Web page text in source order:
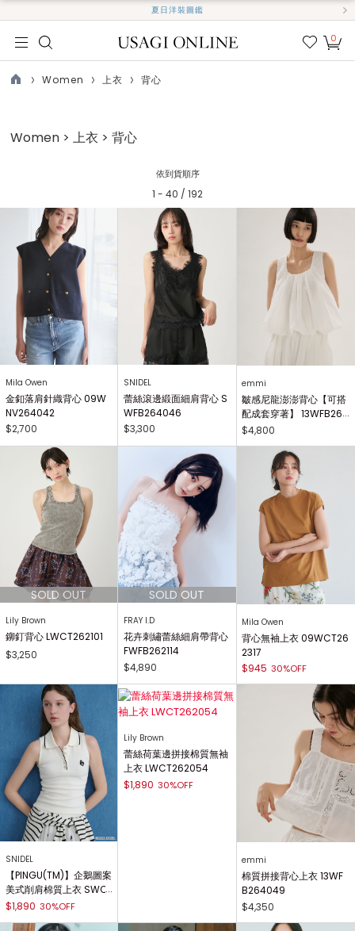
夏日洋裝圖鑑
我的
0
Women 上衣 背心
Women > 上衣 > 背心
依到貨順序
1 - 40 / 192
Mila Owen
金釦落肩針織背心 09W
NV264042
$2,700
SNIDEL
蕾絲滾邊緞面細肩背心 S
WFB264046
$3,300
emmi
皺感尼龍澎澎背心【可搭
配成套穿著】 13WFB264
012
$4,800
Lily Brown
鉚釘背心 LWCT262101
$3,250
FRAY I.D
花卉刺繡蕾絲細肩帶背心
FWFB262114
$4,890
Mila Owen
背心無袖上衣 09WCT26
2317
$945 30%OFF
SNIDEL
【PINGU(TM)】企鵝圖案
美式削肩棉質上衣 SWC
T262057
$1,890 30%OFF
Lily Brown
蕾絲荷葉邊拼接棉質無袖
上衣 LWCT262054
$1,890 30%OFF
emmi
棉質拼接背心上衣 13WF
B264049
$4,350